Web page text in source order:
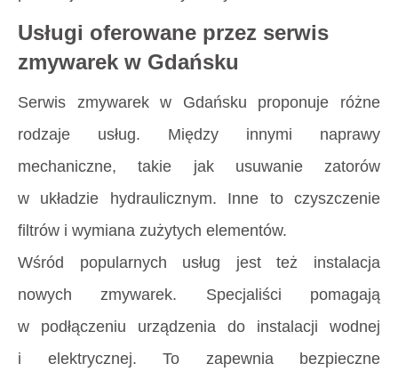
Usługi oferowane przez serwis
zmywarek w Gdańsku
Serwis zmywarek w Gdańsku proponuje różne
rodzaje usług. Między innymi naprawy
mechaniczne, takie jak usuwanie zatorów
w układzie hydraulicznym. Inne to czyszczenie
filtrów i wymiana zużytych elementów.
Wśród popularnych usług jest też instalacja
nowych zmywarek. Specjaliści pomagają
w podłączeniu urządzenia do instalacji wodnej
i elektrycznej. To zapewnia bezpieczne